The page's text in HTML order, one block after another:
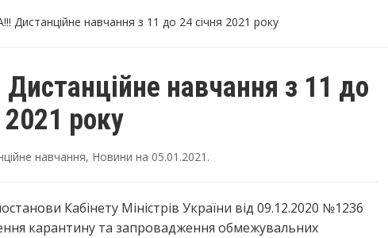
Дистанційне навчання з 11 до 24 січня 2021 року
навчання з 11 до
2021 року
навчання, Новини на 05.01.2021 .
Кабінету Міністрів України від 09.12.2020 №1236
карантину та запровадження обмежувальних